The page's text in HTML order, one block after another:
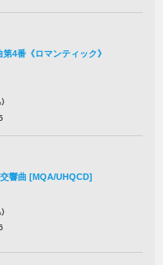
4番《ロマンティック》
)
響曲 [MQA/UHQCD]
)